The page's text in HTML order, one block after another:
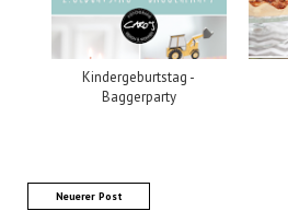
Kindergeburtstag -
Baggerparty
Neuerer Post